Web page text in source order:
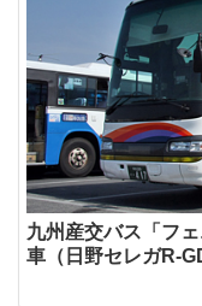
九州産交バス「フ
車（日野セレガR-